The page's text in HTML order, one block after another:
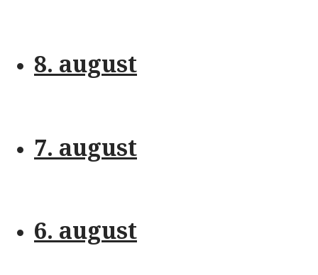
8. august
7. august
6. august